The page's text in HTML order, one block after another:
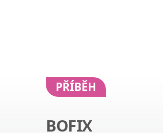
PŘÍBĚH
BOFIX